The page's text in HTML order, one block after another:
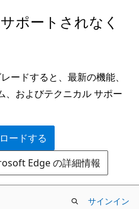
ポートされなく
ードすると、最新の機能、
、およびテクニカル サポー
ードする
Edge の詳細情報
サインイン